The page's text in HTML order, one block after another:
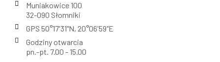
Muniakowice 100
32-090 Słomniki
GPS 50°17'31"N, 20°06'59"E
Godziny otwarcia
pn.-pt. 7.00 - 15.00